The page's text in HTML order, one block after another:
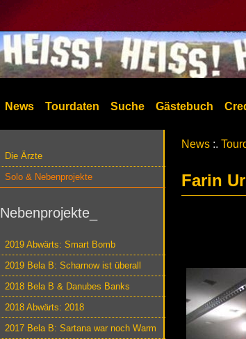
News Tourdaten Suche Gästebuch
Die Ärzte
Solo & Nebenprojekte
Nebenprojekte_
2019 Abwärts: Smart Bomb
2019 Bela B: Scharnow ist überall
2018 Bela B & Danubes Banks
2018 Abwärts: 2018
2017 Bela B: Sartana war noch Warm
News :.
Farin